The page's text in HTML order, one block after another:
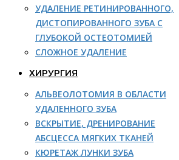
УДАЛЕНИЕ РЕТИНИРОВАННОГО,
ДИСТОПИРОВАННОГО ЗУБА С
ГЛУБОКОЙ ОСТЕОТОМИЕЙ
СЛОЖНОЕ УДАЛЕНИЕ
ХИРУРГИЯ
АЛЬВЕОЛОТОМИЯ В ОБЛАСТИ
УДАЛЕННОГО ЗУБА
ВСКРЫТИЕ, ДРЕНИРОВАНИЕ
АБСЦЕССА МЯГКИХ ТКАНЕЙ
КЮРЕТАЖ ЛУНКИ ЗУБА